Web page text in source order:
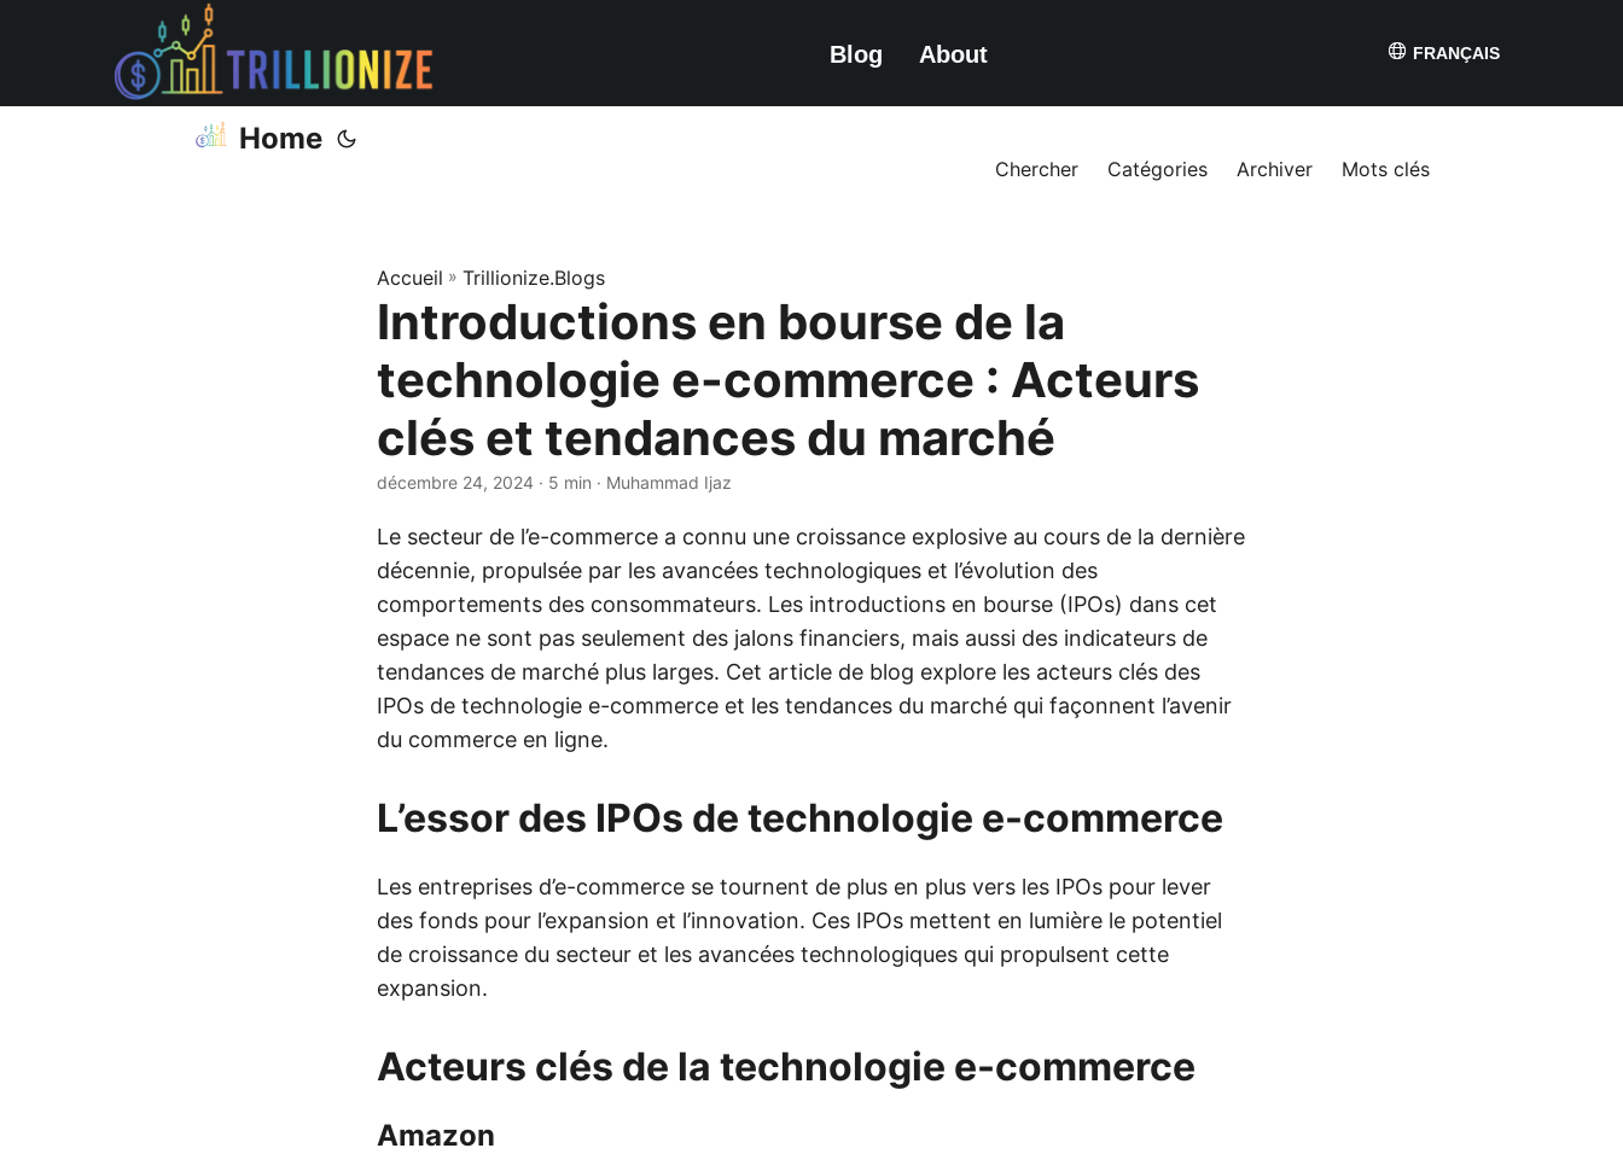
Blog About FRANÇAIS
Home
Chercher Catégories Archiver Mots clés
Accueil » Trillionize.Blogs
Introductions en bourse de la
technologie e-commerce : Acteurs
clés et tendances du marché
décembre 24, 2024 · 5 min · Muhammad Ijaz
Le secteur de l’e-commerce a connu une croissance explosive au cours de la dernière
décennie, propulsée par les avancées technologiques et l’évolution des
comportements des consommateurs. Les introductions en bourse (IPOs) dans cet
espace ne sont pas seulement des jalons financiers, mais aussi des indicateurs de
tendances de marché plus larges. Cet article de blog explore les acteurs clés des
IPOs de technologie e-commerce et les tendances du marché qui façonnent l’avenir
du commerce en ligne.
L’essor des IPOs de technologie e-commerce
Les entreprises d’e-commerce se tournent de plus en plus vers les IPOs pour lever
des fonds pour l’expansion et l’innovation. Ces IPOs mettent en lumière le potentiel
de croissance du secteur et les avancées technologiques qui propulsent cette
expansion.
Acteurs clés de la technologie e-commerce
Amazon